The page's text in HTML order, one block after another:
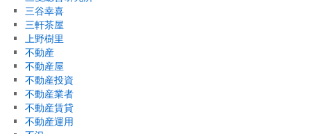
三谷幸喜
三軒茶屋
上野樹里
不動産
不動産屋
不動産投資
不動産業者
不動産賃貸
不動産運用